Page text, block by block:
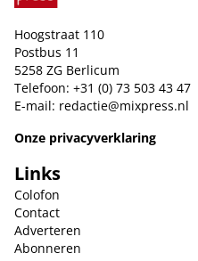
Hoogstraat 110
Postbus 11
5258 ZG Berlicum
Telefoon: +31 (0) 73 503 43 47
E-mail: redactie@mixpress.nl
Onze privacyverklaring
Links
Colofon
Contact
Adverteren
Abonneren